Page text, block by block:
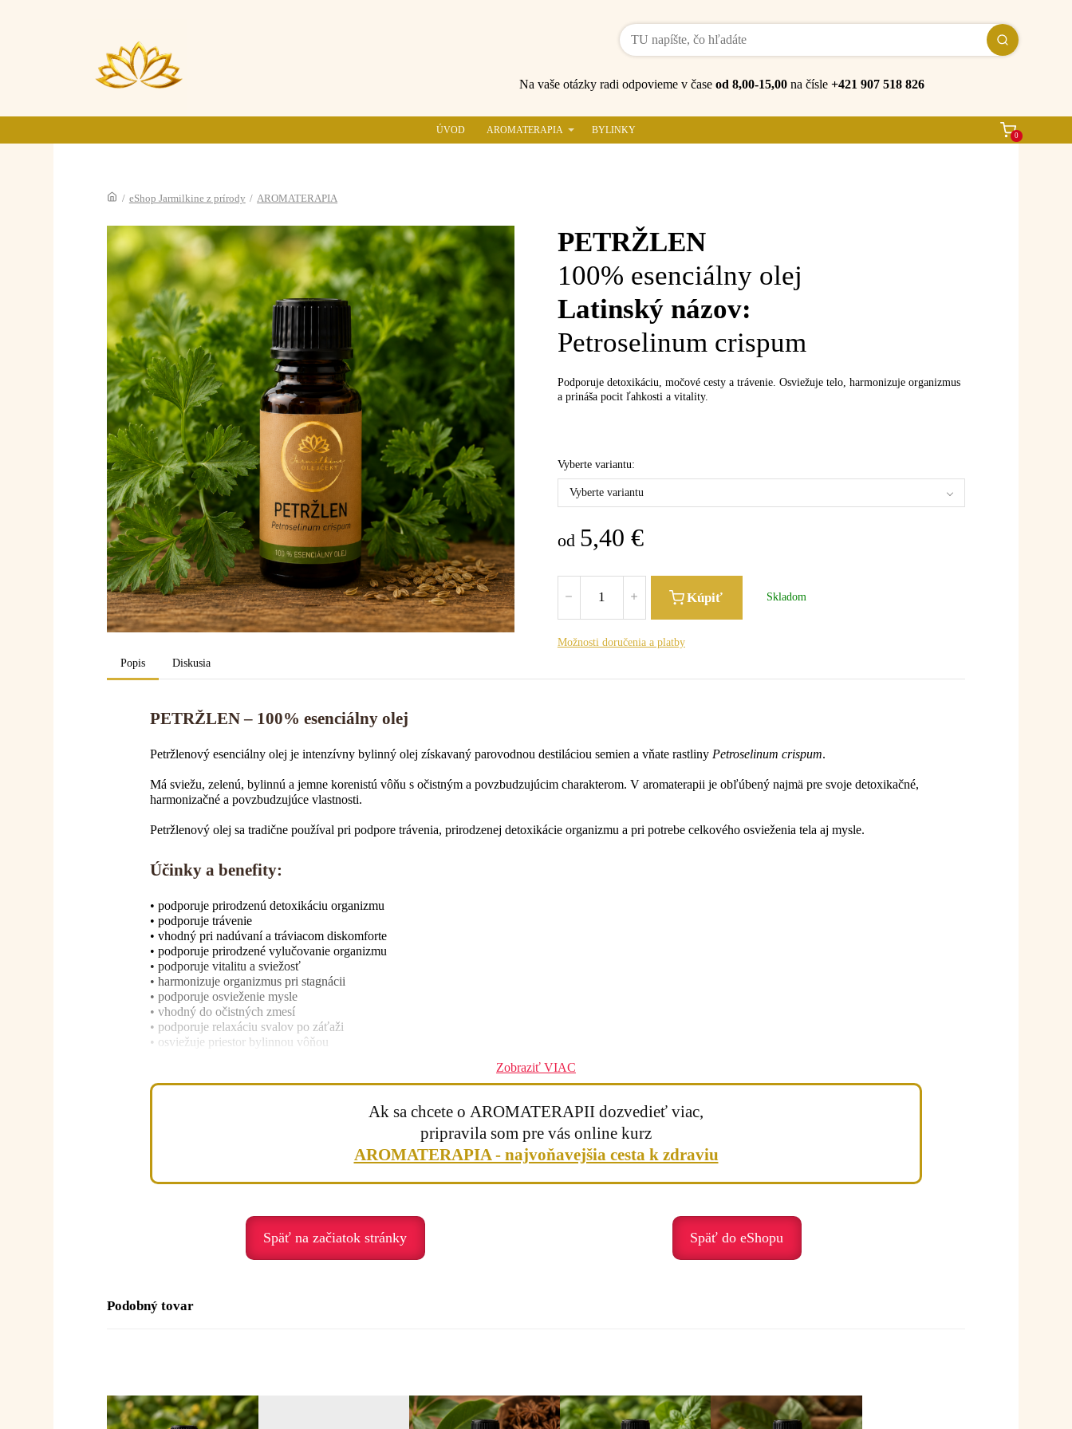
Na vaše otázky radi odpovieme v časeod 8,00-15,00 na čísle+421 907 518 826
ÚVOD AROMATERAPIA BYLINKY 0
/ eShop Jarmilkine z prírody / AROMATERAPIA
PETRŽLEN
100% esenciálny olej
Latinský názov:
Petroselinum crispum
Podporuje detoxikáciu, močové cesty a trávenie. Osviežuje telo, harmonizuje organizmus
a prináša pocit ľahkosti a vitality.
Vyberte variantu:
Vyberte variantu
od 5,40 €
Kúpiť Skladom
Možnosti doručenia a platby
Popis
Diskusia
PETRŽLEN – 100% esenciálny olej
Petržlenový esenciálny olej je intenzívny bylinný olej získavaný parovodnou destiláciou semien a vňate rastliny Petroselinum crispum.
Má sviežu, zelenú, bylinnú a jemne korenistú vôňu s očistným a povzbudzujúcim charakterom. V aromaterapii je obľúbený najmä pre svoje detoxikačné,
harmonizačné a povzbudzujúce vlastnosti.
Petržlenový olej sa tradične používal pri podpore trávenia, prirodzenej detoxikácie organizmu a pri potrebe celkového osvieženia tela aj mysle.
Účinky a benefity:
• podporuje prirodzenú detoxikáciu organizmu
• podporuje trávenie
• vhodný pri nadúvaní a tráviacom diskomforte
• podporuje prirodzené vylučovanie organizmu
• podporuje vitalitu a sviežosť
• harmonizuje organizmus pri stagnácii
• podporuje osvieženie mysle
• vhodný do očistných zmesí
• podporuje relaxáciu svalov po záťaži
• osviežuje priestor bylinnou vôňou
Emocionálna rovina:
Petržlen je olej očisty, pohybu a nového začiatku. Pomáha najmä v období stagnácie, únavy alebo pocitu preťaženia.
• stagnáciu – rozhýbava energiu
• mentálnu únavu – povzbudzuje myseľ
Duchovné posolstvo:
Petržlen je olej očisty a nového pohybu. Pomáha nám uvoľniť stagnáciu a vytvoriť priestor pre novú energiu a sviežosť.
Difúzia:1–3 kvapky do difuzéra alebo aromalampy
Inhalácia:1–2 kvapky na vreckovku alebo do dlane
Zobraziť VIAC
Ak sa chcete o AROMATERAPII dozvedieť viac,
pripravila som pre vás online kurz
AROMATERAPIA - najvoňavejšia cesta k zdraviu
Späť na začiatok stránky Späť do eShopu
Podobný tovar